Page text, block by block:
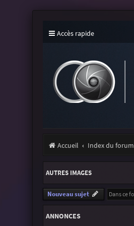
Accès rapide
Accueil Index du forum
AUTRES IMAGES
Nouveau sujet
ANNONCES